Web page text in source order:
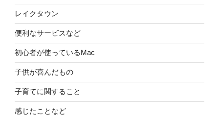
レイクタウン
便利なサービスなど
初心者が使っているMac
子供が喜んだもの
子育てに関すること
感じたことなど